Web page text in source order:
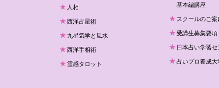
人相
西洋占星術
九星気学と風水
西洋手相術
霊感タロット
基本編講座
スクールのご案
受講生募集要項
日本占い学習
占いプロ養成